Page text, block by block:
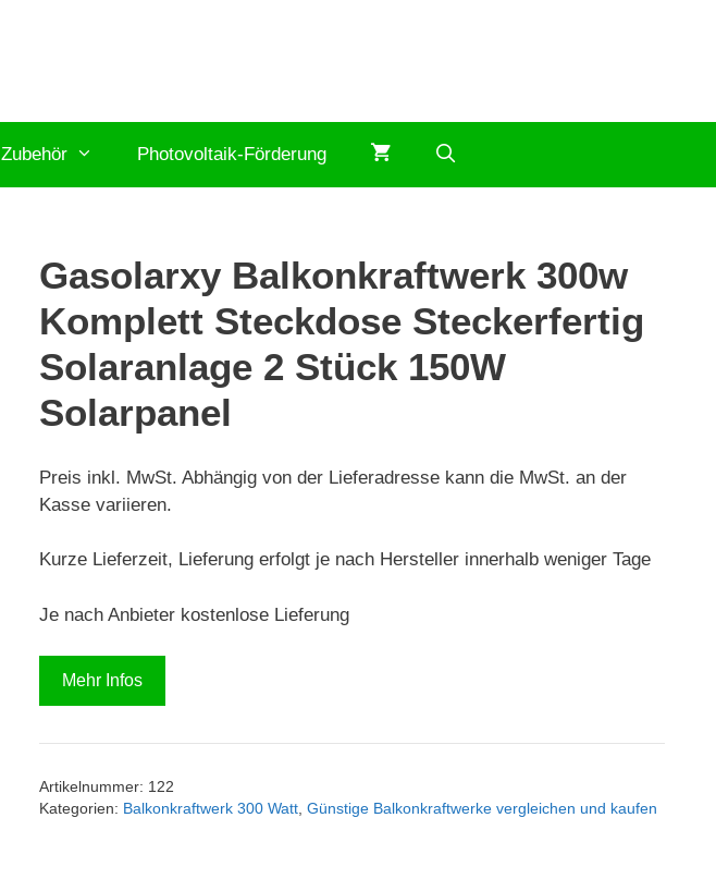
Zubehör Photovoltaik-Förderung
Gasolarxy Balkonkraftwerk 300w
Komplett Steckdose Steckerfertig
Solaranlage 2 Stück 150W
Solarpanel
Preis inkl. MwSt. Abhängig von der Lieferadresse kann die MwSt. an der
Kasse variieren.
Kurze Lieferzeit, Lieferung erfolgt je nach Hersteller innerhalb weniger Tage
Je nach Anbieter kostenlose Lieferung
Mehr Infos
Artikelnummer: 122
Kategorien: Balkonkraftwerk 300 Watt, Günstige Balkonkraftwerke vergleichen und kaufen